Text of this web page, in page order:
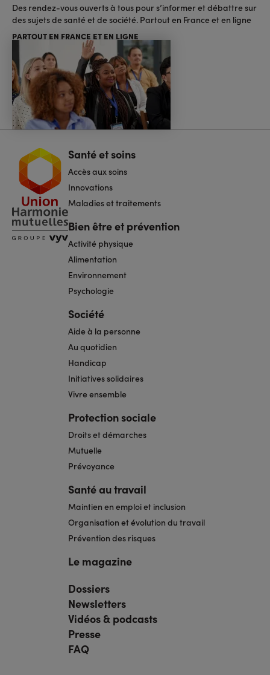
Des rendez-vous ouverts à tous pour s’informer et débattre sur
des sujets de santé et de société. Partout en France et en ligne
PARTOUT EN FRANCE ET EN LIGNE
Navigation
pied
de
page
Santé et soins
Accès aux soins
Innovations
Maladies et traitements
Bien être et prévention
Activité physique
Alimentation
Environnement
Psychologie
Société
Aide à la personne
Au quotidien
Handicap
Initiatives solidaires
Vivre ensemble
Protection sociale
Droits et démarches
Mutuelle
Prévoyance
Santé au travail
Maintien en emploi et inclusion
Organisation et évolution du travail
Prévention des risques
Le magazine
Navigation
pied
de
page
bis
Dossiers
Newsletters
Vidéos & podcasts
Presse
FAQ